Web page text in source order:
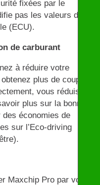
fixées par le
pas les valeurs de
(ECU).
de carburant
à réduire votre
plus de couple.
vous réduisez
plus sur la bonne
économies de
sur l’Eco-driving
Maxchip Pro par vous-